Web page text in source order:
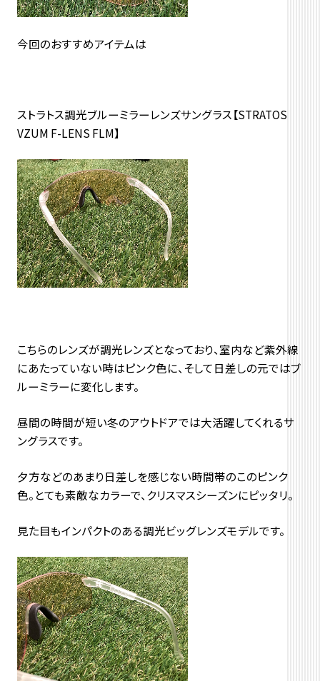
今回のおすすめアイテムは
ストラトス調光ブルーミラーレンズサングラス【STRATOS
VZUM F-LENS FLM】
こちらのレンズが調光レンズとなっており、室内など紫外線
にあたっていない時はピンク色に、そして日差しの元ではブ
ルーミラーに変化します。
昼間の時間が短い冬のアウトドアでは大活躍してくれるサ
ングラスです。
夕方などのあまり日差しを感じない時間帯のこのピンク
色。とても素敵なカラーで、クリスマスシーズンにピッタリ。
見た目もインパクトのある調光ビッグレンズモデルです。